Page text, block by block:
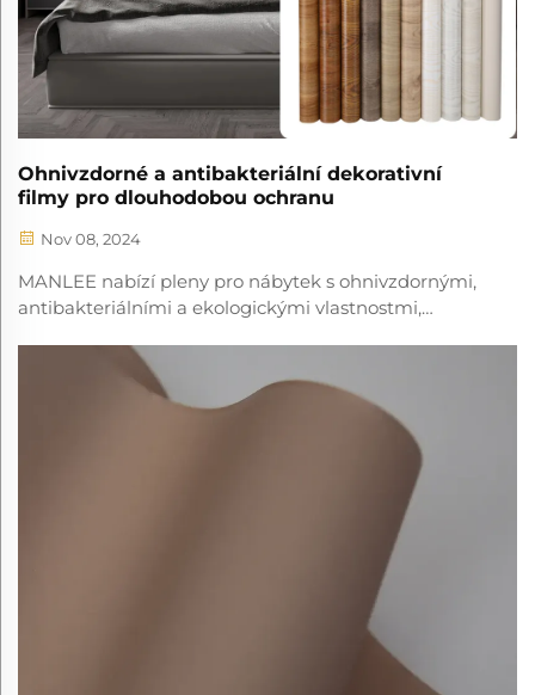
Ohnivzdorné a antibakteriální dekorativní
filmy pro dlouhodobou ochranu
Nov 08, 2024
MANLEE nabízí pleny pro nábytek s ohnivzdornými,
antibakteriálními a ekologickými vlastnostmi,